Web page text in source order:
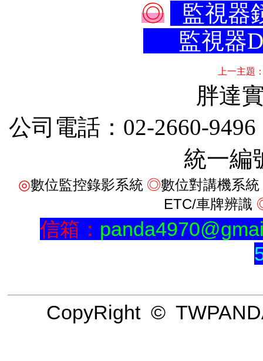
◎
監視器
監視器
上一主題
胖達
公司電話：02-2660-
統一編
◎數位監控錄影系統 ◎數位對講機系統
ETC/車牌辨識
信箱：
CopyRight ©